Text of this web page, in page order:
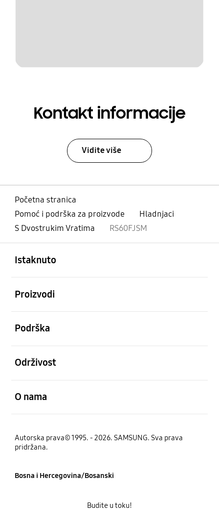
Kontakt informacije
Vidite više
Početna stranica
Pomoć i podrška za proizvode
Hladnjaci
S Dvostrukim Vratima
RS60FJSM
Istaknuto
Proizvodi
Podrška
Održivost
O nama
Autorska prava© 1995. - 2026. SAMSUNG. Sva prava
pridržana.
Bosna i Hercegovina/Bosanski
Budite u toku!